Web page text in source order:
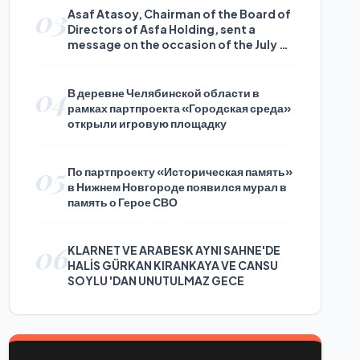
03Asaf Atasoy, Chairman of the Board of
Directors of Asfa Holding, sent a
message on the occasion of the July 24
04В деревне Челябинской области в
рамках партпроекта «Городская среда»
открыли игровую площадку
05 По партпроекту «Историческая память»
в Нижнем Новгороде появился мурал в
память о Герое СВО
06KLARNET VE ARABESK AYNI SAHNE'DE
HALİS GÜRKAN KIRANKAYA VE CANSU
SOYLU 'DAN UNUTULMAZ GECE